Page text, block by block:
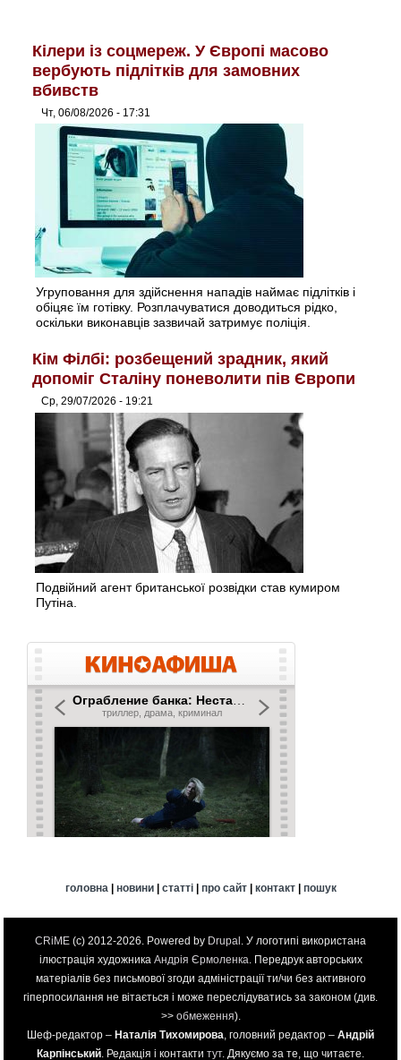
Кілери із соцмереж. У Європі масово
вербують підлітків для замовних
вбивств
Чт, 06/08/2026 - 17:31
Угруповання для здійснення нападів наймає підлітків і
обіцяє їм готівку. Розплачуватися доводиться рідко,
оскільки виконавців зазвичай затримує поліція.
Кім Філбі: розбещений зрадник, який
допоміг Сталіну поневолити пів Європи
Ср, 29/07/2026 - 19:21
Подвійний агент британської розвідки став кумиром
Путіна.
головна| новини| статті| про сайт| контакт| пошук
CRiME (c) 2012-2026. Powered by Drupal . У логотипі використана
ілюстрація художника Андрія Єрмоленка. Передрук авторських
матеріалів без письмової згоди адміністрації ти/чи без активного
гіперпосилання не вітається і може переслідуватись за законом (див.
>> обмеження).
Шеф-редактор – Наталія Тихомирова, головний редактор – Андрій
Карпінський. Редакція і контакти тут. Дякуємо за те, що читаєте.